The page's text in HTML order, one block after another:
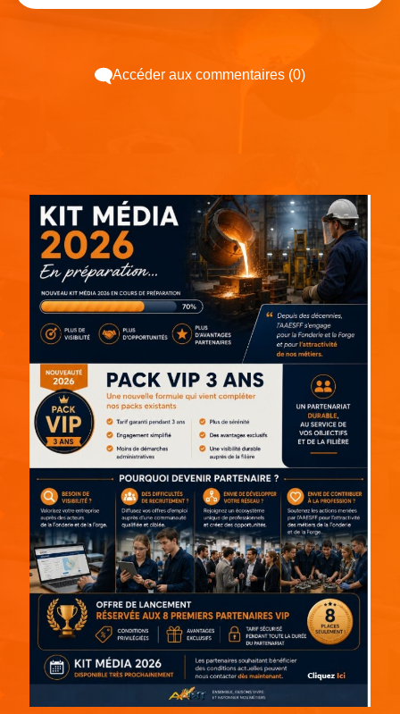
Accéder aux commentaires (0)